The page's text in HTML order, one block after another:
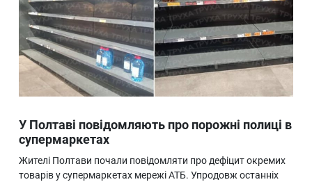
У Полтаві повідомляють про порожні полиці в
супермаркетах
Жителі Полтави почали повідомляти про дефіцит окремих
товарів у супермаркетах мережі АТБ. Упродовж останніх